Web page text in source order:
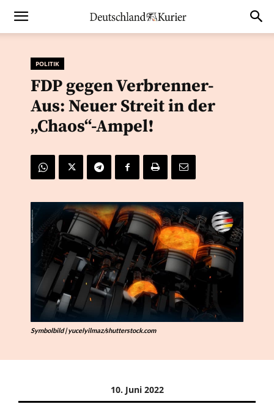
POLITIK
FDP gegen Verbrenner-
Aus: Neuer Streit in der
„Chaos“-Ampel!
Symbolbild | yucelyilmaz/shutterstock.com
10. Juni 2022